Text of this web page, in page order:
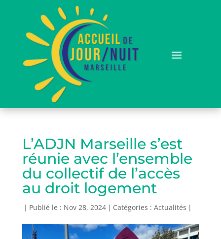
L’ADJN Marseille s’est
réunie avec l’ensemble
du collectif de l’accès
au droit logement
| Publié le : Nov 28, 2024 | Catégories : Actualités |